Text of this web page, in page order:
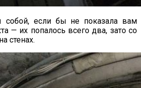
если бы не показала вам
— их попалось всего два, зато со
стенах.